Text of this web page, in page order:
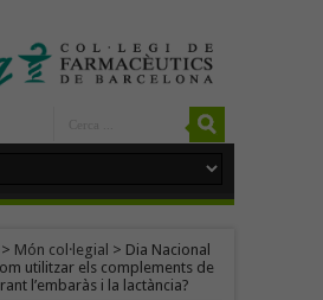
> Món col·legial > Dia Nacional
utilitzar els complements de
l’embaràs i la lactància?